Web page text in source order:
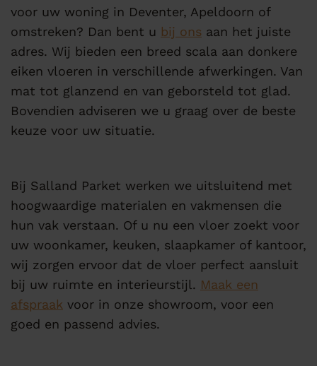
voor uw woning in Deventer, Apeldoorn of
omstreken? Dan bent u bij ons aan het juiste
adres. Wij bieden een breed scala aan donkere
eiken vloeren in verschillende afwerkingen. Van
mat tot glanzend en van geborsteld tot glad.
Bovendien adviseren we u graag over de beste
keuze voor uw situatie.
Bij Salland Parket werken we uitsluitend met
hoogwaardige materialen en vakmensen die
hun vak verstaan. Of u nu een vloer zoekt voor
uw woonkamer, keuken, slaapkamer of kantoor,
wij zorgen ervoor dat de vloer perfect aansluit
bij uw ruimte en interieurstijl. Maak een
afspraak voor in onze showroom, voor een
goed en passend advies.